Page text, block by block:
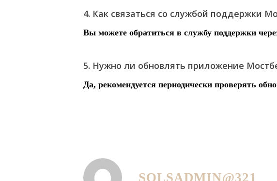
4. Как связаться со службой поддержки
Вы можете обратиться в службу поддержки
5. Нужно ли обновлять приложение
Да, рекомендуется периодически проверять
SOLSADMIN@321